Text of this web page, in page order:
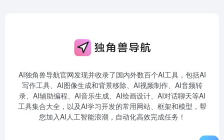
AI独角兽导航官网发现并收录了国内外数百个AI工具，包括AI
写作工具、AI图像生成和背景移除、AI视频制作、AI音频转
录、AI辅助编程、AI音乐生成、AI绘画设计、AI对话聊天等AI
工具集合大全，以及AI学习开发的常用网站、框架和模型，帮
您加入AI人工智能浪潮，自动化高效完成任务！